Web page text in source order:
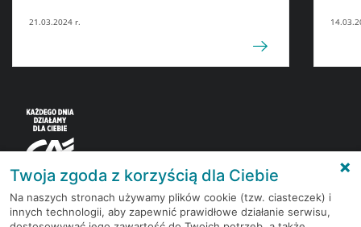
21.03.2024 r.
Korzystaj z bezpłatnych materiałów, które
Twoja zgoda z korzyścią dla Ciebie
Na naszych stronach używamy plików cookie (tzw. ciasteczek) i
innych technologii, aby zapewnić prawidłowe działanie serwisu,